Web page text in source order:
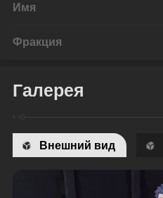
Имя
Фракция
Галерея
Внешний вид